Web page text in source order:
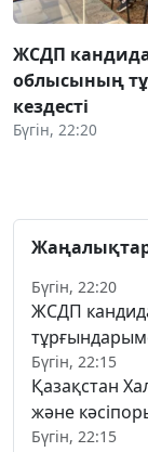
ЖСДП
облысының
кездесті
Бүгін, 22:20
Бүгін, 22:20
ЖСДП
Бүгін, 22:15
Қазақстан
және
Бүгін, 22:15